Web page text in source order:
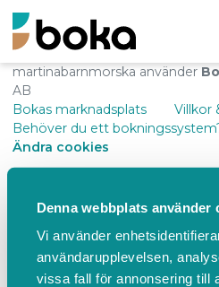
Denna webbplats använder
Vi använder
användarupplevelsen,
vissa fall för annonsering till
martinabarnmorska använder
AB
Bokas marknadsplats
Villkor
Behöver du ett
Ändra cookies